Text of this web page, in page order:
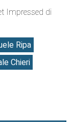
Impressed di
Ripa
Chieri